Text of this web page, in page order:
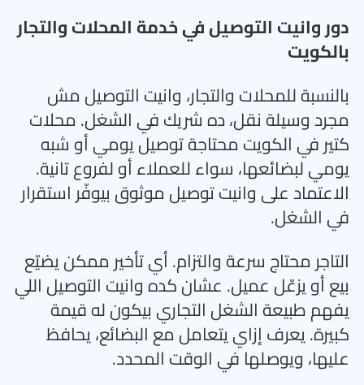
دور وانيت التوصيل في خدمة المحلات والتجار
بالكويت
بالنسبة للمحلات والتجار، وانيت التوصيل مش
مجرد وسيلة نقل، ده شريك في الشغل. محلات
كتير في الكويت محتاجة توصيل يومي أو شبه
يومي لبضائعها، سواء للعملاء أو لفروع تانية.
الاعتماد على وانيت توصيل موثوق بيوفّر استقرار
في الشغل.
التاجر محتاج سرعة والتزام. أي تأخير ممكن يضيّع
بيع أو يزعّل عميل. عشان كده وانيت التوصيل اللي
يفهم طبيعة الشغل التجاري بيكون له قيمة
كبيرة. يعرف إزاي يتعامل مع البضائع، يحافظ
عليها، ويوصلها في الوقت المحدد.